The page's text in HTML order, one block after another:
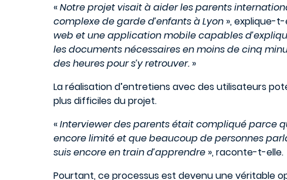
«Notre projet visait à aider les parents
complexe de garde d’enfants à Lyon », explique-t-
web et une application mobile capables
les documents nécessaires en moins de cinq
des heures pour s’y retrouver. »
La réalisation d’entretiens avec des utilisateurs
plus difficiles du projet.
«Interviewer des parents était compliqué parce
encore limité et que beaucoup de personnes
suis encore en train d’apprendre », raconte-t-elle.
Pourtant, ce processus est devenu une véritable